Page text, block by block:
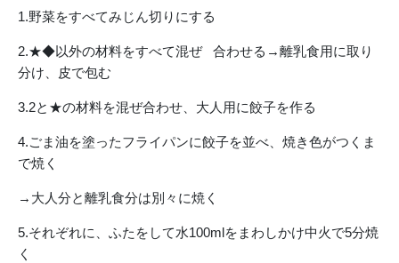
1.野菜をすべてみじん切りにする
2.★◆以外の材料をすべて混ぜ 合わせる→離乳食用に取り
分け、皮で包む
3.2と★の材料を混ぜ合わせ、大人用に餃子を作る
4.ごま油を塗ったフライパンに餃子を並べ、焼き色がつくま
で焼く
→大人分と離乳食分は別々に焼く
5.それぞれに、ふたをして水100mlをまわしかけ中火で5分焼
く